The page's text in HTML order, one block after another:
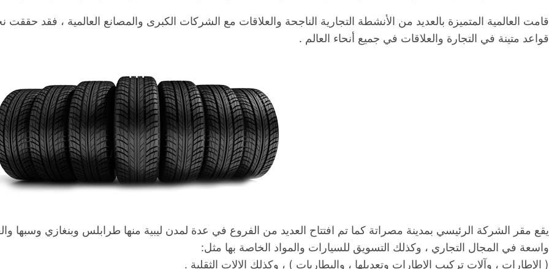
قامت العالمية المتميزة بالعديد من الأنشطة التجارية الناجحة والعلاقات مع الشركات الكبرى والمصانع العالمية ، فقد حققت
قواعد متينة في التجارة والعلاقات في جميع أنحاء العالم .
يقع مقر الشركة الرئيسي بمدينة مصراتة كما تم افتتاح العديد من الفروع في عدة لمدن ليبية منها طرابلس وبنغازي وسبها
واسعة في المجال التجاري ، وكذلك التسويق للسيارات والمواد الخاصة بها مثل:
( الإطارات ، وآلات تركيب الإطارات وتعديلها ، والبطاريات ) ، وكذلك الالات الثقلية .